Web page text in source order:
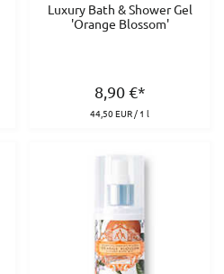
Luxury Bath & Shower Gel
'Orange Blossom'
8,90€*
44,50 EUR / 1 l